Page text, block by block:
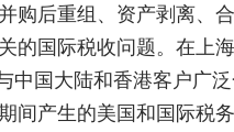
购后重组、资产剥离、
的国际税收问题。在上
中国大陆和香港客户广
间产生的美国和国际税